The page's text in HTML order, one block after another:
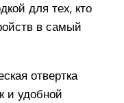
для тех, кто
в самый
отвертка
и удобной